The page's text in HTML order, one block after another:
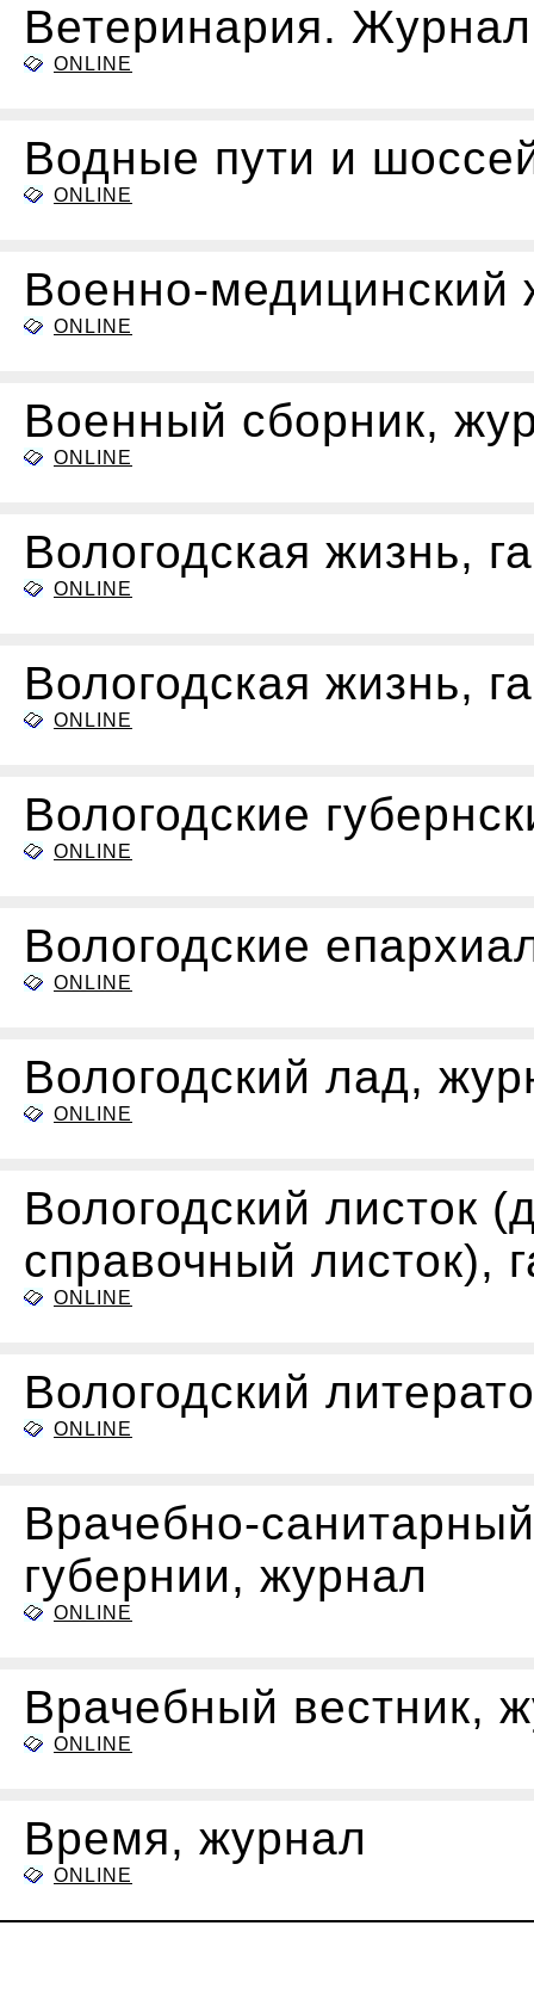
Ветеринария. Журнал
ONLINE
Водные пути и
ONLINE
Военно-медицинский
ONLINE
Военный сборник,
ONLINE
Вологодская жизнь,
ONLINE
Вологодская жизнь,
ONLINE
Вологодские
ONLINE
Вологодские
ONLINE
Вологодский лад,
ONLINE
Вологодский листок
справочный листок),
ONLINE
Вологодский
ONLINE
Врачебно-
губернии, журнал
ONLINE
Врачебный вестник,
ONLINE
Время, журнал
ONLINE